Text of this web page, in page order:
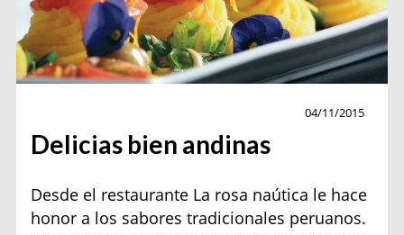
04/11/2015
Delicias bien andinas
Desde el restaurante La rosa naútica le hace
honor a los sabores tradicionales peruanos.